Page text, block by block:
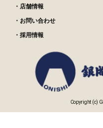
・店舗情報
・お問い合わせ
・採用情報
Copyright (c)